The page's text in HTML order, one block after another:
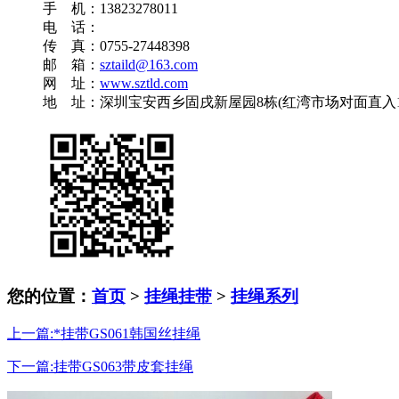
手 机：13823278011
电 话：
传 真：0755-27448398
邮 箱： sztaild@163.com
网 址： www.sztld.com
地 址：深圳宝安西乡固戌新屋园8栋(红湾市场对面直入
您的位置： 首页 > 挂绳挂带 > 挂绳系列
上一篇:*挂带GS061韩国丝挂绳
下一篇:挂带GS063带皮套挂绳